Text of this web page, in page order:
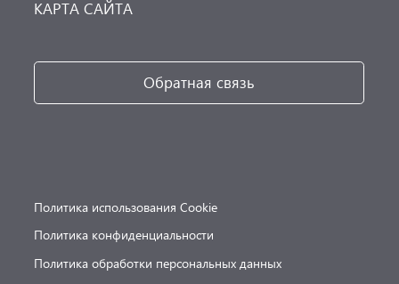
КАРТА САЙТА
Обратная связь
Политика использования Cookie
Политика конфиденциальности
Политика обработки персональных данных